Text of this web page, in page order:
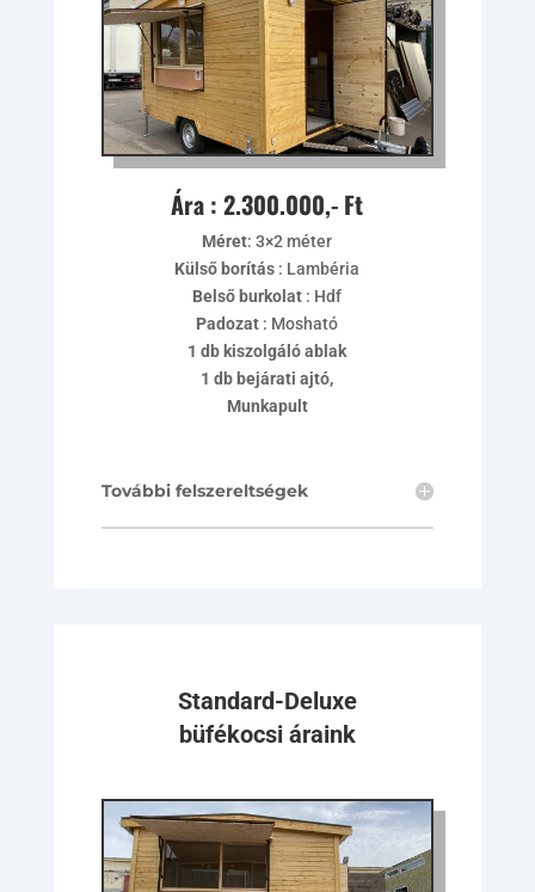
Ára : 2.300.000,- Ft
Méret: 3×2 méter
Külső borítás : Lambéria
Belső burkolat : Hdf
Padozat : Mosható
1 db kiszolgáló ablak
1 db bejárati ajtó,
Munkapult
További felszereltségek
Standard-Deluxe
büfékocsi áraink